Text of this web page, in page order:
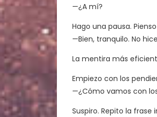
—¿A mí?
Hago una pausa.
—Bien, tranquilo. No
La mentira más
Empiezo con los
—¿Cómo vamos con
Suspiro. Repito la